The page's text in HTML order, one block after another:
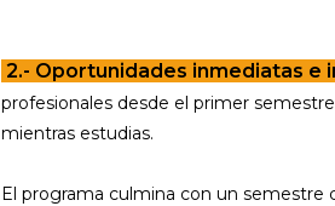
2.- Oportunidades inmediatas e
profesionales desde el primer
mientras estudias.
El programa culmina con un semestre